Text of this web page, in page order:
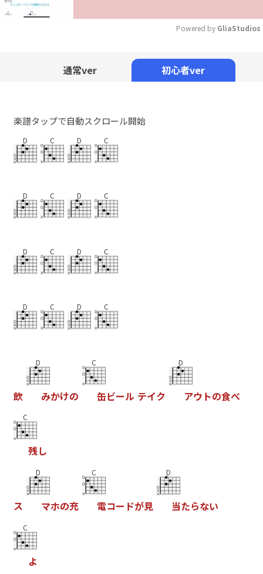
Powered by GliaStudios
通常ver 初心者ver
楽譜タップで自動スクロール開始
D C D C
D C D C
D C D C
D C D C
飲
D
みかけの
C
缶ビール テイク
D
アウ トの食べ
C
残し
ス
D
マホの充
C
電コー ドが見
D
当たらない
C
よ